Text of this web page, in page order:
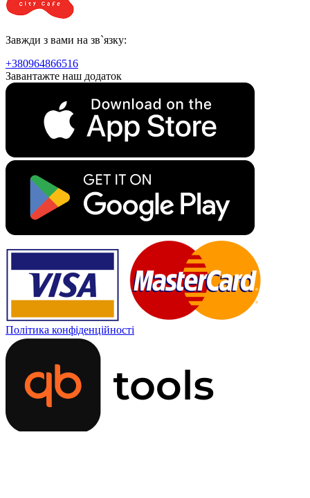
Завжди з вами на зв`язку:
+380964866516
Завантажте наш додаток
Політика конфіденційності